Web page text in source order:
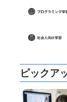
ピックア